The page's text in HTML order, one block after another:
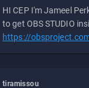
HI CEP I'm Jameel
to get OBS STUDIO
https://
tiramissou